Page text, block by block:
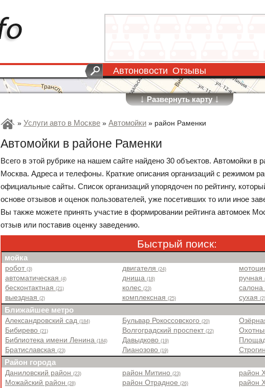
Автоновости Отзывы
↓Развернуть карту↓
» Услуги авто в Москве » Автомойки » район Раменки
Автомойки в районе Раменки
Всего в этой рубрике на нашем сайте найдено 30 объектов. Автомойки в
Москва. Адреса и телефоны. Краткие описания организаций с режимом
официальные сайты. Список организаций упорядочен по рейтингу,
основе отзывов и оценок пользователей, уже посетивших то или иное
Вы также можете принять участие в формировании рейтинга автомоек
отзыв или поставив оценку заведению.
Быстрый поиск:
мойка
робот (3)
автоматическая (4)
бесконтактная (21)
выездная (2)
двигателя (24)
днища (18)
колес (23)
комплексная (25)
ручная
салона
сухая(2)
Ближайшее метро
Александровский сад (184)
Бибирево (21)
Библиотека имени Ленина (184)
Братиславская (23)
Бульвар Рокоссовского (20)
Волгоградский проспект (22)
Давыдково (19)
Лианозово (19)
Район города
Даниловский район (23)
Можайский район (28)
район Митино (23)
район Отрадное (26)
район
район